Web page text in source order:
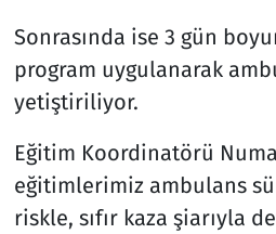
Sonrasında ise 3 gün
program uygulanarak
yetiştiriliyor.
Eğitim Koordinatörü
eğitimlerimiz ambulans
riskle, sıfır kaza şiarıyla